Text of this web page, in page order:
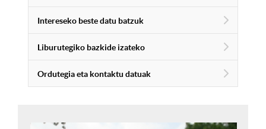
Intereseko beste datu batzuk
Liburutegiko bazkide izateko
Ordutegia eta kontaktu datuak